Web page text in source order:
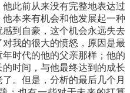
此前从来没有完整地表达过
本来有机会和他发展起一种
到自豪，这个机会永远失去
我的很大的愤怒，原因是最
时代的他的父亲那样；他的
时间，与他最终达到的成长
。但是，分析的最后几个月